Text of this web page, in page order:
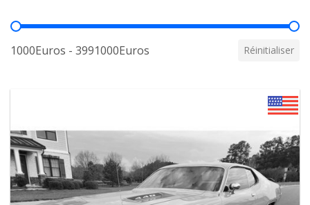
Prix
1000Euros - 3991000Euros Réinitialiser